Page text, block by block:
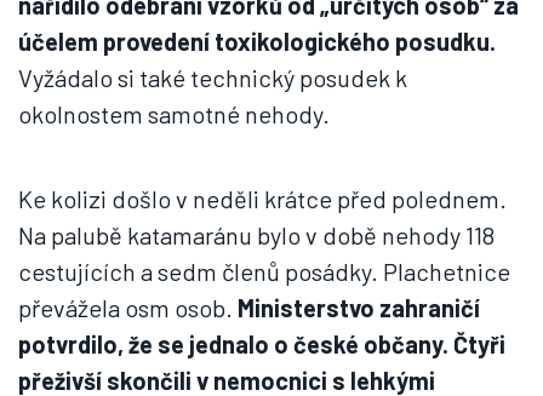
účelem provedení toxikologického posudku.
Vyžádalo si také technický posudek k
okolnostem samotné nehody.
Ke kolizi došlo v neděli krátce před polednem.
Na palubě katamaránu bylo v době nehody 118
cestujících a sedm členů posádky. Plachetnice
převážela osm osob. Ministerstvo zahraničí
potvrdilo, že se jednalo o české občany. Čtyři
přeživší skončili v nemocnici s lehkými